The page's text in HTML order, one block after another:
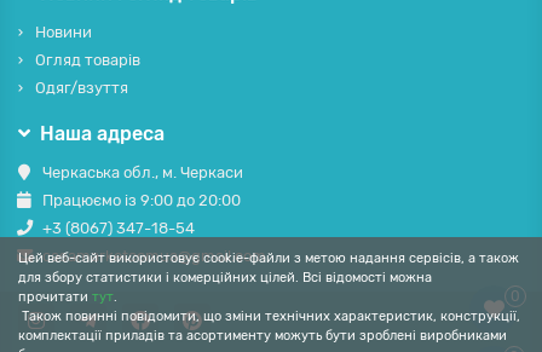
Цей веб-сайт використовує cookie-файли з метою надання сервісів, а також
для збору статистики і комерційних цілей. Всі відомості можна
прочитати тут.
Також повинні повідомити, що зміни технічних характеристик, конструкції,
комплектації приладів та асортименту можуть бути зроблені виробниками
Новини
Огляд товарів
Одяг/взуття
Наша адреса
Черкаська обл., м. Черкаси
Працюємо із 9:00 до 20:00
+3 (8067) 347-18-54
casamarketcomua@gmail.com
0